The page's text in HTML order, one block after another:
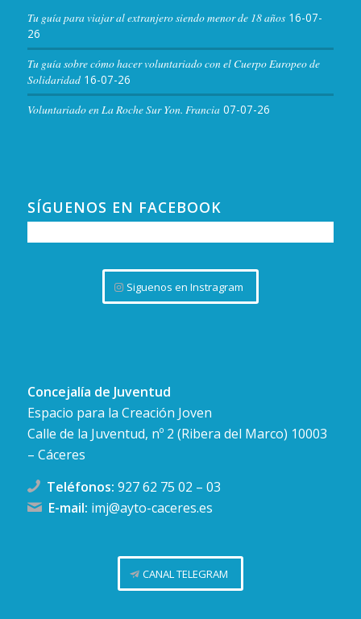
Tu guía para viajar al extranjero siendo menor de 18 años 16-07-
26
Tu guía sobre cómo hacer voluntariado con el Cuerpo Europeo de
Solidaridad 16-07-26
Voluntariado en La Roche Sur Yon. Francia 07-07-26
SÍGUENOS EN FACEBOOK
Siguenos en Instragram
Concejalía de Juventud
Espacio para la Creación Joven
Calle de la Juventud, nº 2 (Ribera del Marco) 10003
– Cáceres
Teléfonos: 927 62 75 02 – 03
E-mail: imj@ayto-caceres.es
CANAL TELEGRAM